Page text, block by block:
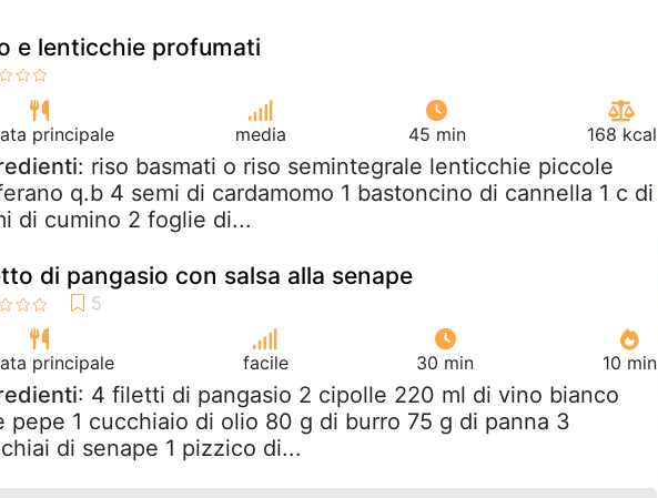
e lenticchie profumati
principale media 45 min 168 kcal
: riso basmati o riso semintegrale lenticchie piccole
q.b 4 semi di cardamomo 1 bastoncino di cannella 1 c di
di cumino 2 foglie di...
di pangasio con salsa alla senape
principale facile 30 min 10 min
: 4 filetti di pangasio 2 cipolle 220 ml di vino bianco
pepe 1 cucchiaio di olio 80 g di burro 75 g di panna 3
di senape 1 pizzico di...